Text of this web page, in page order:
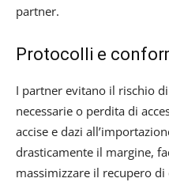
partner.
Protocolli e
I partner evitano il rischio
necessarie o perdita di
accise e dazi
drasticamente il margine,
massimizzare il recupero